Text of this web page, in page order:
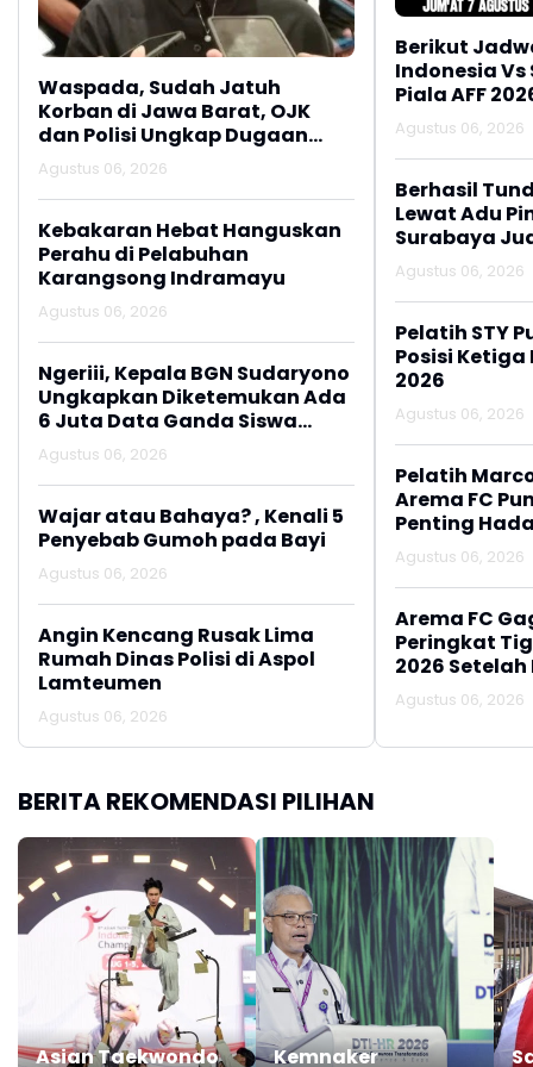
Waspada, Sudah Jatuh
Korban di Jawa Barat, OJK
dan Polisi Ungkap Dugaan
Penipuan Modus Titip Limit
Paylater
Agustus 06, 2026
Kebakaran Hebat Hanguskan
Perahu di Pelabuhan
Karangsong Indramayu
Agustus 06, 2026
Ngeriii, Kepala BGN Sudaryono
Ungkapkan Diketemukan Ada
6 Juta Data Ganda Siswa
Penerima MBG
Agustus 06, 2026
Wajar atau Bahaya? , Kenali 5
Penyebab Gumoh pada Bayi
Agustus 06, 2026
Angin Kencang Rusak Lima
Rumah Dinas Polisi di Aspol
Lamteumen
Agustus 06, 2026
Berikut
Indonesia
Piala AFF
Agustus 06, 2026
Berhasil
Lewat Adu
Surabaya
2026
Agustus 06, 2026
Pelatih STY
Posisi Ketiga
2026
Agustus 06, 2026
Pelatih
Arema FC
Penting
Agustus 06, 2026
Arema FC
Peringkat
2026
Persija
Agustus 06, 2026
BERITA REKOMENDASI PILIHAN
Asian Taekwondo
Kemnaker